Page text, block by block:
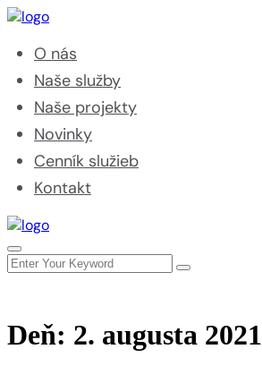
O nás
Naše služby
Naše projekty
Novinky
Cenník služieb
Kontakt
Deň: 2. augusta 2021